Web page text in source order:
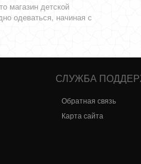
магазин детской
одеваться, начиная с
СЛУЖБА
Обратная связь
Карта сайта